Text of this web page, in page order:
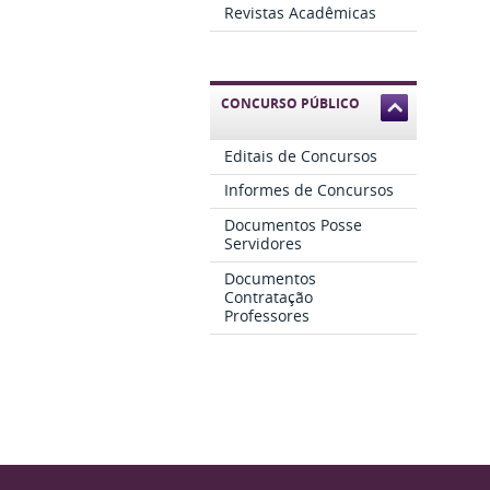
Revistas Acadêmicas
CONCURSO PÚBLICO
Editais de Concursos
Informes de Concursos
Documentos Posse
Servidores
Documentos
Contratação
Professores